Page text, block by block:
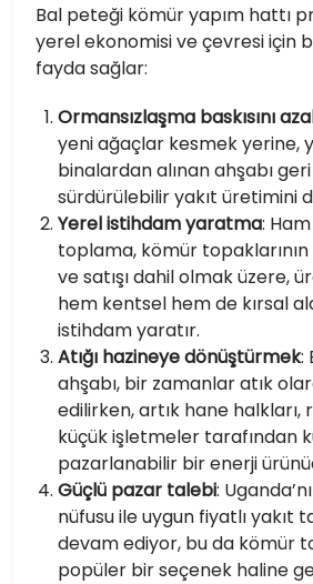
Bal peteği kömür yapım hattı
yerel ekonomisi ve çevresi için
fayda sağlar:
Ormansızlaşma baskısını
yeni ağaçlar kesmek yerine,
binalardan alınan ahşabı
sürdürülebilir yakıt üretimini
Yerel istihdam yaratma:
toplama, kömür
ve satışı dahil olmak üzere,
hem kentsel hem de kırsal
istihdam yaratır.
Atığı hazineye dönüştürmek:
ahşabı, bir zamanlar atık
edilirken, artık hane
küçük işletmeler tarafından
pazarlanabilir bir enerji
Güçlü pazar talebi:
nüfusu ile uygun fiyatlı yakıt
devam ediyor, bu da kömür
popüler bir seçenek haline